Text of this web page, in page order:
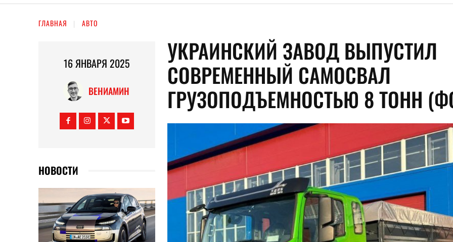
ГЛАВНАЯ АВТО
16 ЯНВАРЯ 2025
ВЕНИАМИН
НОВОСТИ
УКРАИНСКИЙ ЗАВОД ВЫПУСТИЛ
СОВРЕМЕННЫЙ САМОСВАЛ
ГРУЗОПОДЪЕМНОСТЬЮ 8 ТОНН